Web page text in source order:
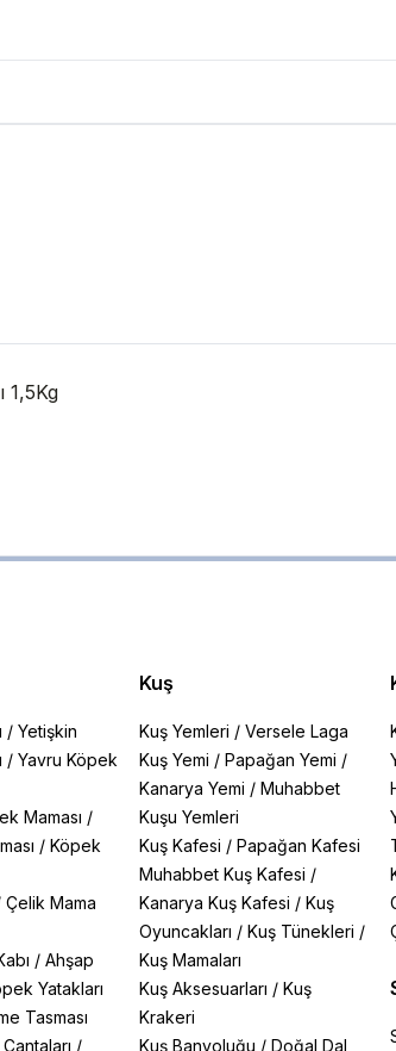
Yorumları
1,5Kg
/Yetişkin
/Yavru Köpek
Maması /
/Köpek
Çelik Mama
/Ahşap
Yatakları
Tasması
/
Kuş
Kuş Yemleri / Versele Laga
Kuş Yemi / Papağan Yemi /
Kanarya Yemi / Muhabbet
Kuşu Yemleri
Kuş Kafesi / Papağan Kafesi
Muhabbet Kuş Kafesi /
Kanarya Kuş Kafesi / Kuş
Oyuncakları / Kuş Tünekleri /
Kuş Mamaları
Kuş Aksesuarları / Kuş
Krakeri
Kuş Banyoluğu / Doğal Dal